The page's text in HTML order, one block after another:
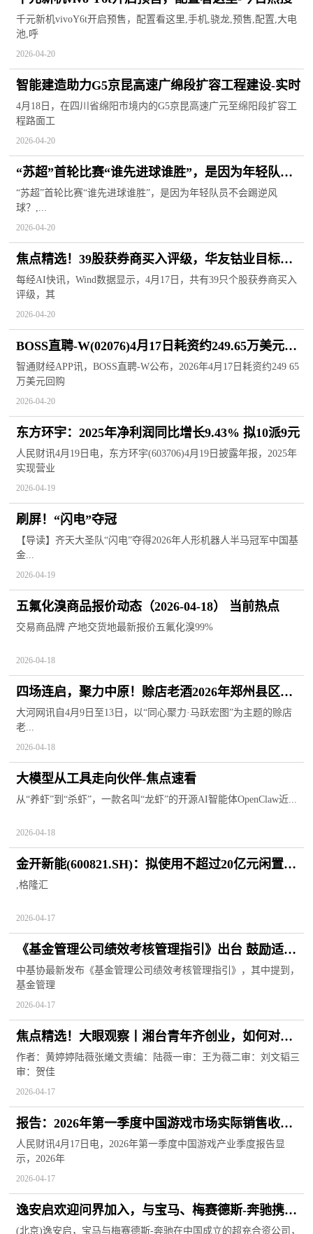
千元新机vivoY6t开启预售，配置看这里,手机,骁龙,预售,配置,大电
池,呼
2026-04-20
智能建造助力G5京昆高速广绵段扩容工程建设-实时
4月18日，在四川省绵阳市境内的G5京昆高速广元至绵阳段扩容工
程路面工
2026-04-20
“苏超”首轮比赛“谁先进球谁胜”，是因为年轻队员
不会踢逆风球？
“苏超”首轮比赛“谁先进球谁胜”，是因为年轻队员不会踢逆风
球？,...
2026-04-20
焦点精选！39股获券商买入评级，华友钴业目标涨
幅达31.4%
每经AI快讯，Wind数据显示，4月17日，共有39只个股获券商买入
评级，其
2026-04-20
BOSS直聘-W(02076)4月17日耗资约249.65万美元回
购约34.97万股|热点评
智通财经APP讯，BOSS直聘-W公布，2026年4月17日耗资约249 65
万美元回购
2026-04-20
东方环宇：2025年净利润同比增长9.43% 拟10派9元
人民财讯4月19日电，东方环宇(603706)4月19日披露年报，2025年
实现营业
2026-04-19
刷屏！“闪电”夺冠
【导读】齐天大圣队“闪电”夺得2026年人形机器人半马冠军中国基
金...
2026-04-19
五氟化溴商品报价动态（2026-04-18） 当前热点
交易商品牌 产地交货地最新报价五氟化溴99%
2026-04-18
四场连启，聚力中原！赊店老酒2026年郑州县区市
场春季答谢会圆满收官 每日动态
大河网讯自4月9日至13日，以“同心聚力·马跃宏图”为主题的赊店
老...
2026-04-18
大模型从工具走向伙伴-焦点速看
从“养虾”到“杀虾”，一款名叫“龙虾”的开源AI智能体OpenClaw近...
2026-04-18
金开新能(600821.SH)：拟使用不超过20亿元闲置自
有资金进行委托理财
,格隆汇
2026-04-17
《基金管理公司绩效考核管理指引》出台 鼓励适当
延长薪酬总额预算管理周期 每日速读
中基协最新发布《基金管理公司绩效考核管理指引》，其中提到，
基金管理
2026-04-17
焦点精选！大眼观察丨湘台青年齐创业，如何对齐
“颗粒度”？
作者：黄婷婷陆薇张爔文责编：陆薇一审：王为薇二审：刘文韬三
审：贺佳
2026-04-17
报告：2026年第一季度中国游戏市场实际销售收入
971.72亿元 同比增长13.38%
人民财讯4月17日电，2026年第一季度中国游戏产业季度报告显
示，2026年
2026-04-17
逸安启欢迎问界加入，与宝马、梅赛德斯-奔驰携
手， 共同推进中国豪华超充网络的发展|焦点热议
(北京)逸安启，宝马与梅赛德斯-奔驰在中国成立的超充合资公司，